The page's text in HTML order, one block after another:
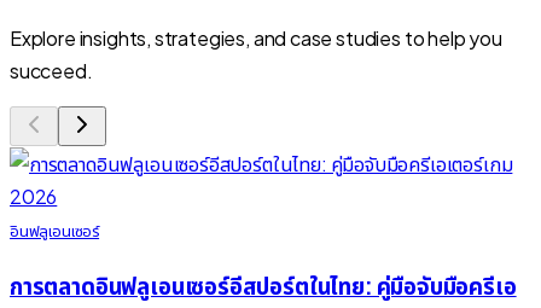
Explore insights, strategies, and case studies to help you
succeed.
อินฟลูเอนเซอร์
การตลาดอินฟลูเอนเซอร์อีสปอร์ตในไทย: คู่มือจับมือครีเอ